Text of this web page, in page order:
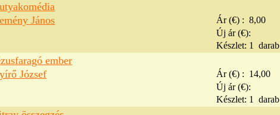
János Ár (€) : 8,00
Új ár (€):
Készlet: 1 darab
ember
József Ár (€) : 14,00
Új ár (€):
Készlet: 1 darab